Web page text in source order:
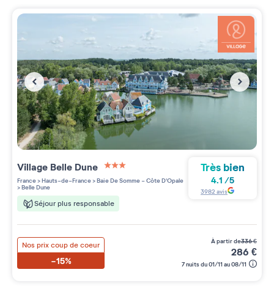
Village Belle Dune
3 étoiles sur 5
France>Hauts-de-France>Baie De Somme - Côte D'Opale
>Belle Dune
Séjour plus responsable
Très bien
4.1 /5
3982 avis
Nos prix coup de coeur
-15%
à partir de336€
286 €
7 nuits du 01/11 au 08/11